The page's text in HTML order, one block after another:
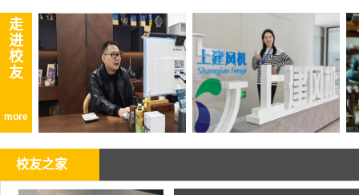
走
进
校
友
more
校友之家